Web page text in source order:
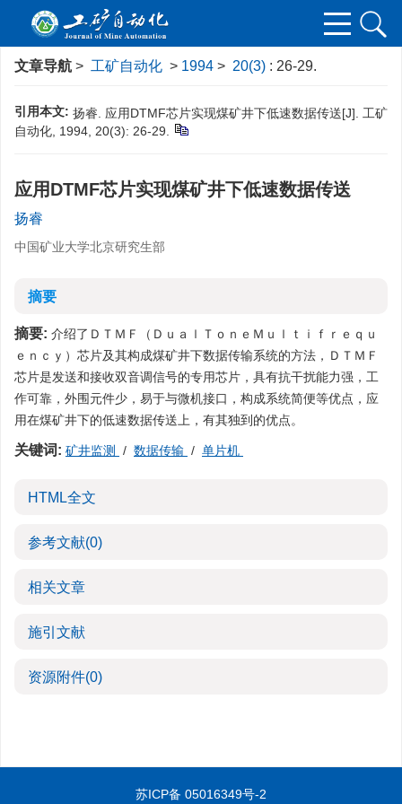
文章导航 > 工矿自动化 > 1994 > 20(3) : 26-29.
引用本文: 扬睿. 应用DTMF芯片实现煤矿井下低速数据传送[J]. 工矿
自动化, 1994, 20(3): 26-29.
应用DTMF芯片实现煤矿井下低速数据传送
扬睿
中国矿业大学北京研究生部
摘要
摘要: 介绍了ＤＴＭＦ（ＤｕａｌＴｏｎｅＭｕｌｔｉｆｒｅｑｕ
ｅｎｃｙ）芯片及其构成煤矿井下数据传输系统的方法，ＤＴＭＦ
芯片是发送和接收双音调信号的专用芯片，具有抗干扰能力强，工
作可靠，外围元件少，易于与微机接口，构成系统简便等优点，应
用在煤矿井下的低速数据传送上，有其独到的优点。
关键词: 矿井监测 / 数据传输 / 单片机
HTML全文
参考文献(0)
相关文章
施引文献
资源附件(0)
苏ICP备 05016349号-2